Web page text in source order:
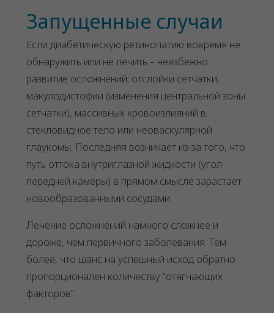
Запущенные случаи
Если диабетическую ретинопатию вовремя не
обнаружить или не лечить – неизбежно
развитие осложнений: отслойки сетчатки,
макулодистофии (изменения центральной зоны
сетчатки), массивных кровоизлияний в
стекловидное тело или неоваскулярной
глаукомы. Последняя возникает из-за того, что
путь оттока внутриглазной жидкости (угол
передней камеры) в прямом смысле зарастает
новообразованными сосудами.
Лечение осложнений намного сложнее и
дороже, чем первичного заболевания. Тем
более, что шанс на успешный исход обратно
пропорционален количеству “отягчающих
факторов”.